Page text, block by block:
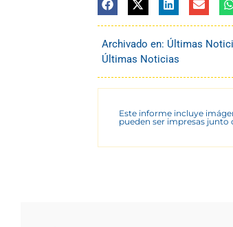
Archivado en: Últimas
Últimas Noticias
Este informe incluye
pueden ser impresas junto